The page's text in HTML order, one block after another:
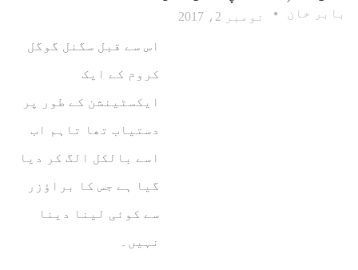
بابر خان نومبر 2، 2017
اس سے قبل سگنل گوگل
کروم کے ایک
ایکسٹینشن کے طور پر
دستیاب تھا تاہم اب
اسے بالکل الگ کر دیا
گیا ہے جس کا براؤزر
سے کوئی لینا دینا
نہیں۔